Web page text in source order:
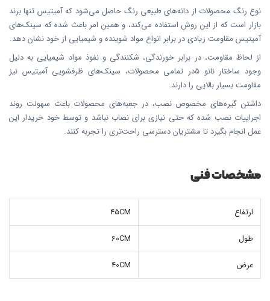
نوع رنگ محصولات از دانه‌های طبیعی رنگ حاصل می‌شود که آمیتیس تنها برند
بازار است که از این روش استفاده می‌کند، و همین امر باعث شده که سینک‌های
آمیتیس مقاومت زیادی در برابر انواع مواد شوینده و شیمیایی از خود نشان دهد.
از لحاظ مقاومت، در برابر خورندگی، شکنندگی و نفوذ مواد شیمیایی به دلیل
وجود ساختار نانو 5در تمامی محصولات، سینک‌های ظرفشویی آمیتیس نیز
مقاومت بسیار بالایی را دارند.
داشتن گیره‌های مخصوص نصب، در جعبه‌های محصولات باعث سهولت روند
اجراییات نصب شده که حتی نیازی برای نصاب نباشد و توسط خود خریدار این
عمل انجام بگیرد تا مشتریان دسترسی راحت‌تری را تجربه کنند.
مشخصات فنی
ارتفاع 45CM
طول 60CM
عرض 40CM